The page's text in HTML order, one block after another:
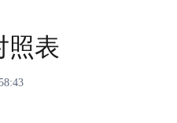
照表